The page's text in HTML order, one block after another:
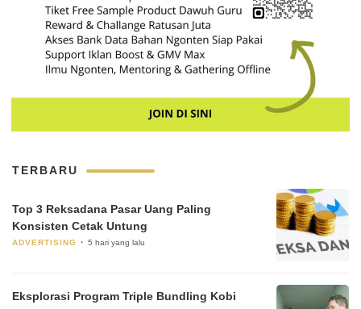
TERBARU
Top 3 Reksadana Pasar Uang Paling
Konsisten Cetak Untung
ADVERTISING 5 hari yang lalu
Eksplorasi Program Triple Bundling Kobi